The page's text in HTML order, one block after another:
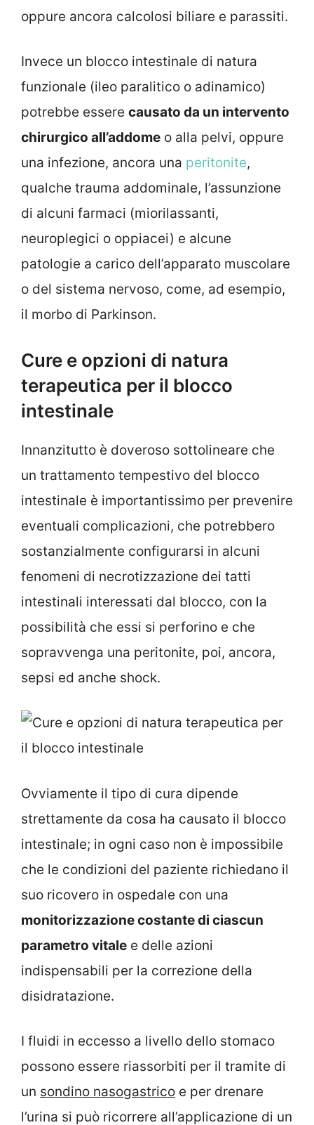
oppure ancora calcolosi biliare e parassiti.
Invece un blocco intestinale di natura
funzionale (ileo paralitico o adinamico)
potrebbe essere causato da un intervento
chirurgico all’addome o alla pelvi, oppure
una infezione, ancora una peritonite,
qualche trauma addominale, l’assunzione
di alcuni farmaci (miorilassanti,
neuroplegici o oppiacei) e alcune
patologie a carico dell’apparato muscolare
o del sistema nervoso, come, ad esempio,
il morbo di Parkinson.
Cure e opzioni di natura
terapeutica per il blocco
intestinale
Innanzitutto è doveroso sottolineare che
un trattamento tempestivo del blocco
intestinale è importantissimo per prevenire
eventuali complicazioni, che potrebbero
sostanzialmente configurarsi in alcuni
fenomeni di necrotizzazione dei tatti
intestinali interessati dal blocco, con la
possibilità che essi si perforino e che
sopravvenga una peritonite, poi, ancora,
sepsi ed anche shock.
Ovviamente il tipo di cura dipende
strettamente da cosa ha causato il blocco
intestinale; in ogni caso non è impossibile
che le condizioni del paziente richiedano il
suo ricovero in ospedale con una
monitorizzazione costante di ciascun
parametro vitale e delle azioni
indispensabili per la correzione della
disidratazione.
I fluidi in eccesso a livello dello stomaco
possono essere riassorbiti per il tramite di
un sondino nasogastrico e per drenare
l’urina si può ricorrere all’applicazione di un